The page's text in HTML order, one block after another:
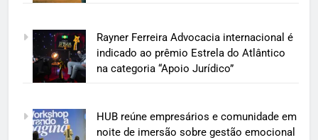
Rayner Ferreira Advocacia internacional é
indicado ao prêmio Estrela do Atlântico
na categoria “Apoio Jurídico”
HUB reúne empresários e comunidade em
noite de imersão sobre gestão emocional